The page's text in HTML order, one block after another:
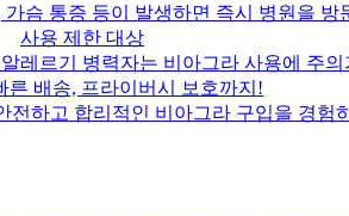
슴 통증 등이 발생하면 즉시 병원을 방
사용 제한 대상
레르기 병력자는 비아그라 사용에 주
른 배송, 프라이버시 보호까지!
전하고 합리적인 비아그라 구입을 경험